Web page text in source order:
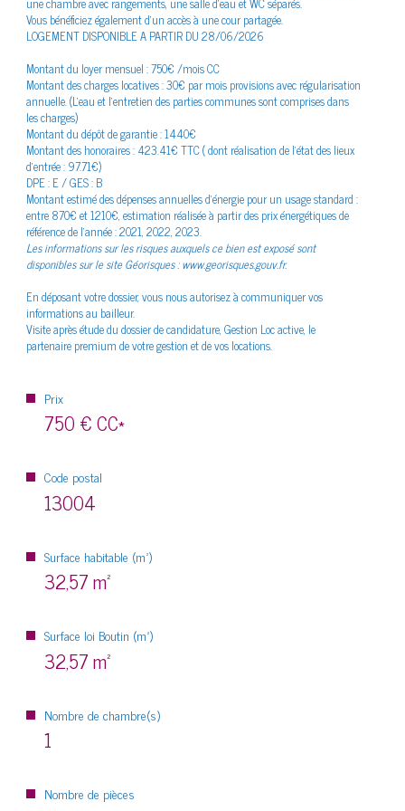
Bilan
énergétique
Vous bénéficiez également d’un accès à une cour partagée.
LOGEMENT DISPONIBLE A PARTIR DU 28/06/2026
Montant du loyer mensuel : 750€ /mois CC
Montant des charges locatives : 30€ par mois provisions avec régularisation
annuelle. (L'eau et l'entretien des parties communes sont comprises dans
les charges)
Montant du dépôt de garantie : 1440€
Montant des honoraires : 423.41€ TTC ( dont réalisation de l’état des lieux
d’entrée : 97.71€)
DPE : E / GES : B
Montant estimé des dépenses annuelles d'énergie pour un usage standard :
entre 870€ et 1210€, estimation réalisée à partir des prix énergétiques de
référence de l'année : 2021, 2022, 2023.
Les informations sur les risques auxquels ce bien est exposé sont
disponibles sur le site Géorisques : www.georisques.gouv.fr.
En déposant votre dossier, vous nous autorisez à communiquer vos
informations au bailleur.
Visite après étude du dossier de candidature, Gestion Loc active, le
partenaire premium de votre gestion et de vos locations.
Prix
750 €CC*
Code postal
13004
Surface habitable (m²)
32,57 m²
Surface loi Boutin (m²)
32,57 m²
Nombre de chambre(s)
1
Nombre de pièces